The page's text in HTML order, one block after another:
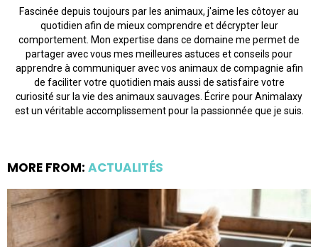
Fascinée depuis toujours par les animaux, j'aime les côtoyer au
quotidien afin de mieux comprendre et décrypter leur
comportement. Mon expertise dans ce domaine me permet de
partager avec vous mes meilleures astuces et conseils pour
apprendre à communiquer avec vos animaux de compagnie afin
de faciliter votre quotidien mais aussi de satisfaire votre
curiosité sur la vie des animaux sauvages. Écrire pour Animalaxy
est un véritable accomplissement pour la passionnée que je suis.
MORE FROM: ACTUALITÉS